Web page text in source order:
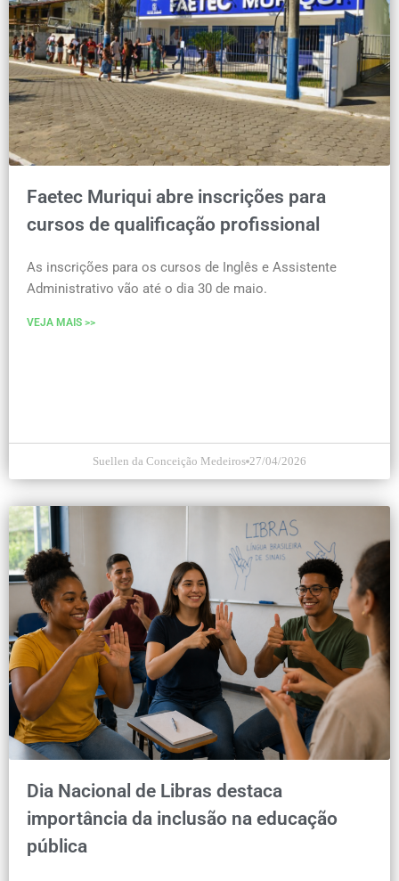
Faetec Muriqui abre inscrições para
cursos de qualificação profissional
As inscrições para os cursos de Inglês e Assistente
Administrativo vão até o dia 30 de maio.
VEJA MAIS >>
Suellen da Conceição Medeiros 27/04/2026
Dia Nacional de Libras destaca
importância da inclusão na educação
pública